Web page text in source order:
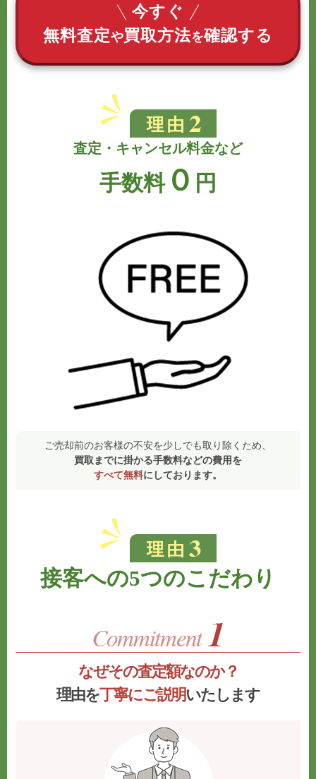
今すぐ
無料査定や買取方法を確認する
査定・キャンセル料金など
手数料０ 円
ご売却前のお客様の不安を少しでも取り除くため、
買取までに掛かる手数料などの費用を
すべて無料にしております。
接客への5つのこだわり
なぜその査定額なのか？
理由を丁寧にご説明いたします